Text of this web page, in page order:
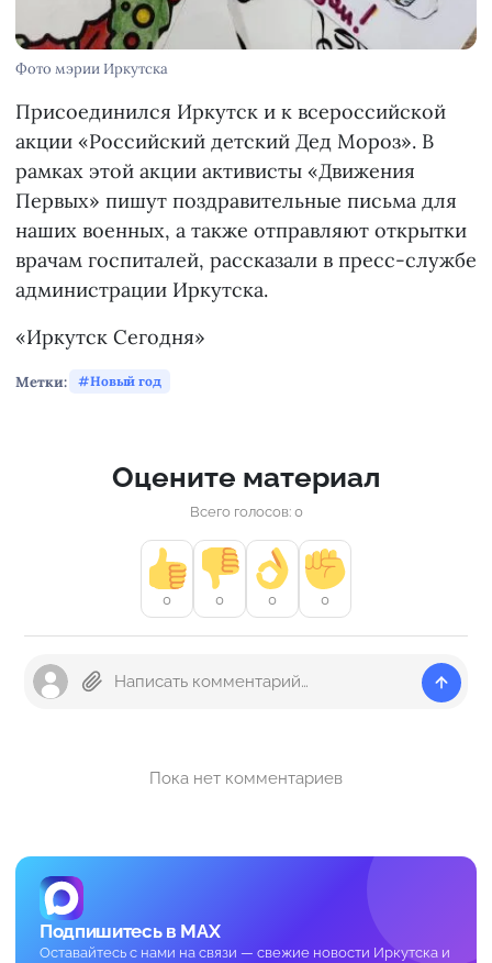
Фото мэрии Иркутска
Присоединился Иркутск и к всероссийской
акции «Российский детский Дед Мороз». В
рамках этой акции активисты «Движения
Первых» пишут поздравительные письма для
наших военных, а также отправляют открытки
врачам госпиталей, рассказали в пресс-службе
администрации Иркутска.
«Иркутск Сегодня»
Метки: Новый год
Оцените материал
Всего голосов: 0
0 0 0 0
Пока нет комментариев
Подпишитесь в MAX
Оставайтесь с нами на связи — свежие новости Иркутска и